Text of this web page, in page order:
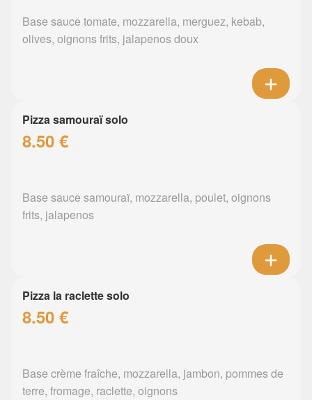
Base sauce tomate, mozzarella, merguez, kebab,
olives, oignons frits, jalapenos doux
Pizza samouraï solo
8.50 €
Base sauce samouraï, mozzarella, poulet, oignons
frits, jalapenos
Pizza la raclette solo
8.50 €
Base crème fraîche, mozzarella, jambon, pommes de
terre, fromage, raclette, oignons